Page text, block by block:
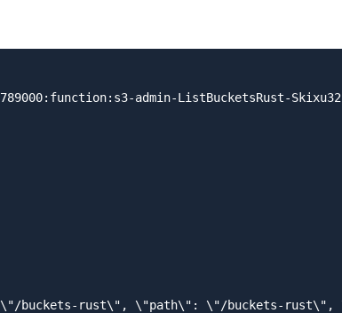
admin-ListBucketsRust-
buckets-rust\", \"path\": \"/buckets-